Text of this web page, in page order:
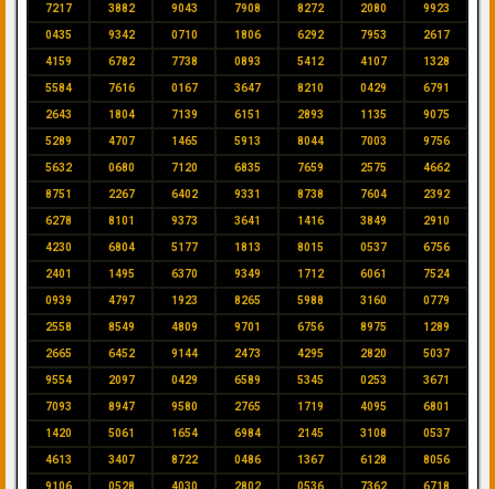
7217 3882 9043 7908 8272 2080 9923
0435 9342 0710 1806 6292 7953 2617
4159 6782 7738 0893 5412 4107 1328
5584 7616 0167 3647 8210 0429 6791
2643 1804 7139 6151 2893 1135 9075
5289 4707 1465 5913 8044 7003 9756
5632 0680 7120 6835 7659 2575 4662
8751 2267 6402 9331 8738 7604 2392
6278 8101 9373 3641 1416 3849 2910
4230 6804 5177 1813 8015 0537 6756
2401 1495 6370 9349 1712 6061 7524
0939 4797 1923 8265 5988 3160 0779
2558 8549 4809 9701 6756 8975 1289
2665 6452 9144 2473 4295 2820 5037
9554 2097 0429 6589 5345 0253 3671
7093 8947 9580 2765 1719 4095 6801
1420 5061 1654 6984 2145 3108 0537
4613 3407 8722 0486 1367 6128 8056
9106 0528 4030 2802 0536 7362 6718